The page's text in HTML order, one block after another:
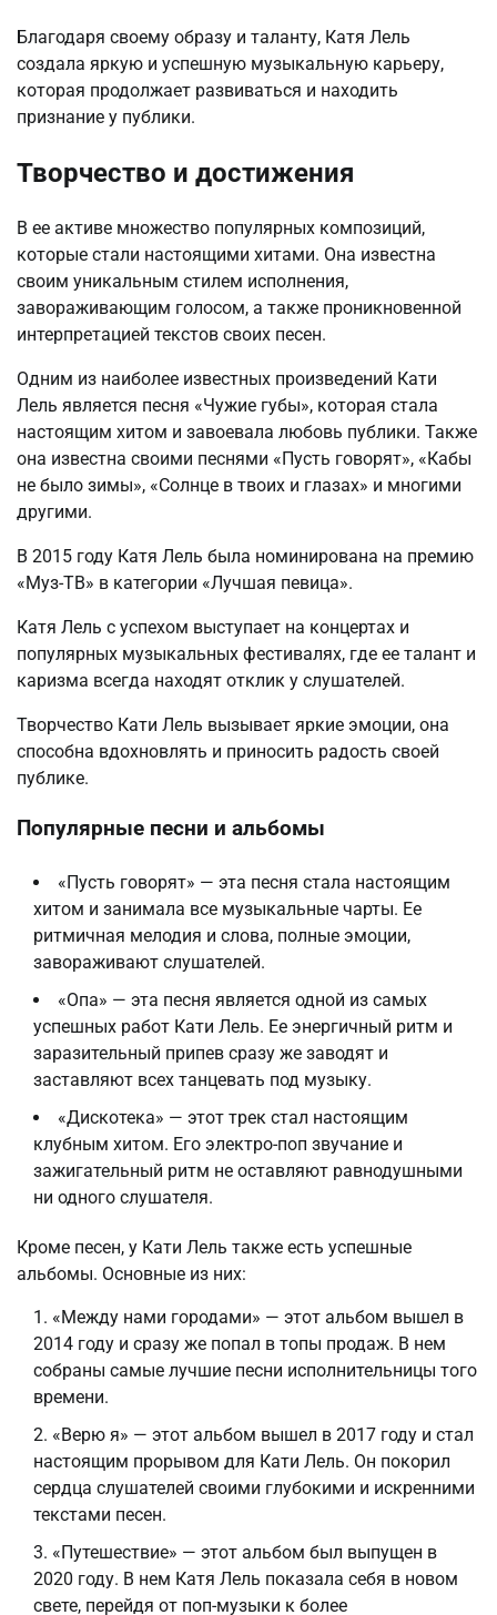
Благодаря своему образу и таланту, Катя Лель
создала яркую и успешную музыкальную карьеру,
которая продолжает развиваться и находить
признание у публики.
Творчество и достижения
В ее активе множество популярных композиций,
которые стали настоящими хитами. Она известна
своим уникальным стилем исполнения,
завораживающим голосом, а также проникновенной
интерпретацией текстов своих песен.
Одним из наиболее известных произведений Кати
Лель является песня «Чужие губы», которая стала
настоящим хитом и завоевала любовь публики. Также
она известна своими песнями «Пусть говорят», «Кабы
не было зимы», «Солнце в твоих и глазах» и многими
другими.
В 2015 году Катя Лель была номинирована на премию
«Муз-ТВ» в категории «Лучшая певица».
Катя Лель с успехом выступает на концертах и
популярных музыкальных фестивалях, где ее талант и
каризма всегда находят отклик у слушателей.
Творчество Кати Лель вызывает яркие эмоции, она
способна вдохновлять и приносить радость своей
публике.
Популярные песни и альбомы
«Пусть говорят» — эта песня стала настоящим
хитом и занимала все музыкальные чарты. Ее
ритмичная мелодия и слова, полные эмоции,
завораживают слушателей.
«Опа» — эта песня является одной из самых
успешных работ Кати Лель. Ее энергичный ритм и
заразительный припев сразу же заводят и
заставляют всех танцевать под музыку.
«Дискотека» — этот трек стал настоящим
клубным хитом. Его электро-поп звучание и
зажигательный ритм не оставляют равнодушными
ни одного слушателя.
Кроме песен, у Кати Лель также есть успешные
альбомы. Основные из них:
«Между нами городами» — этот альбом вышел в
2014 году и сразу же попал в топы продаж. В нем
собраны самые лучшие песни исполнительницы того
времени.
«Верю я» — этот альбом вышел в 2017 году и стал
настоящим прорывом для Кати Лель. Он покорил
сердца слушателей своими глубокими и искренними
текстами песен.
«Путешествие» — этот альбом был выпущен в
2020 году. В нем Катя Лель показала себя в новом
свете, перейдя от поп-музыки к более